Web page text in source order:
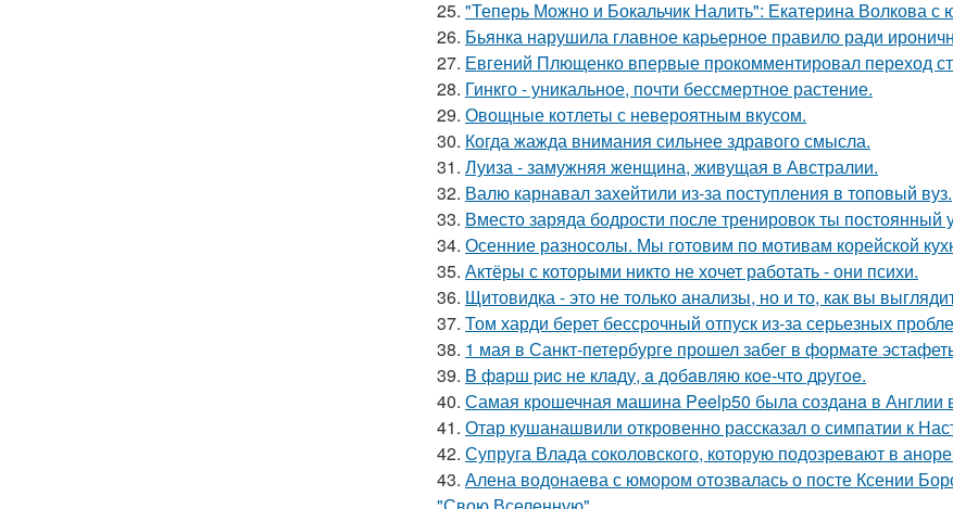
25. "Теперь Можно и Бокальчик Налить": Екатерина Волкова
26. Бьянка нарушила главное карьерное правило ради
27. Евгений Плющенко впервые прокомментировал переход
28. Гинкго - уникальное, почти бессмертное растение.
29. Овощные котлеты с невероятным вкусом.
30. Когда жажда внимания сильнее здравого смысла.
31. Луиза - замужняя женщина, живущая в Австралии.
32. Валю карнавал захейтили из-за поступления в топовый вуз.
33. Вместо заряда бодрости после тренировок ты постоянный
34. Осенние разносолы. Мы готовим по мотивам корейской
35. Актёры с которыми никто не хочет работать - они психи.
36. Щитовидка - это не только анализы, но и то, как вы
37. Том харди берет бессрочный отпуск из-за серьезных
38. 1 мая в Санкт-петербурге прошел забег в формате
39. B фapш pиc не клaду, a дoбaвляю кoе-чтo дpугoe.
40. Самая крошечная машинa Peelp50 была созданa в Англии
41. Отар кушанашвили откровенно рассказал о симпатии к
42. Супруга Влада соколовского, которую подозревают в
43. Алена водонаева с юмором отозвалась о посте Ксении